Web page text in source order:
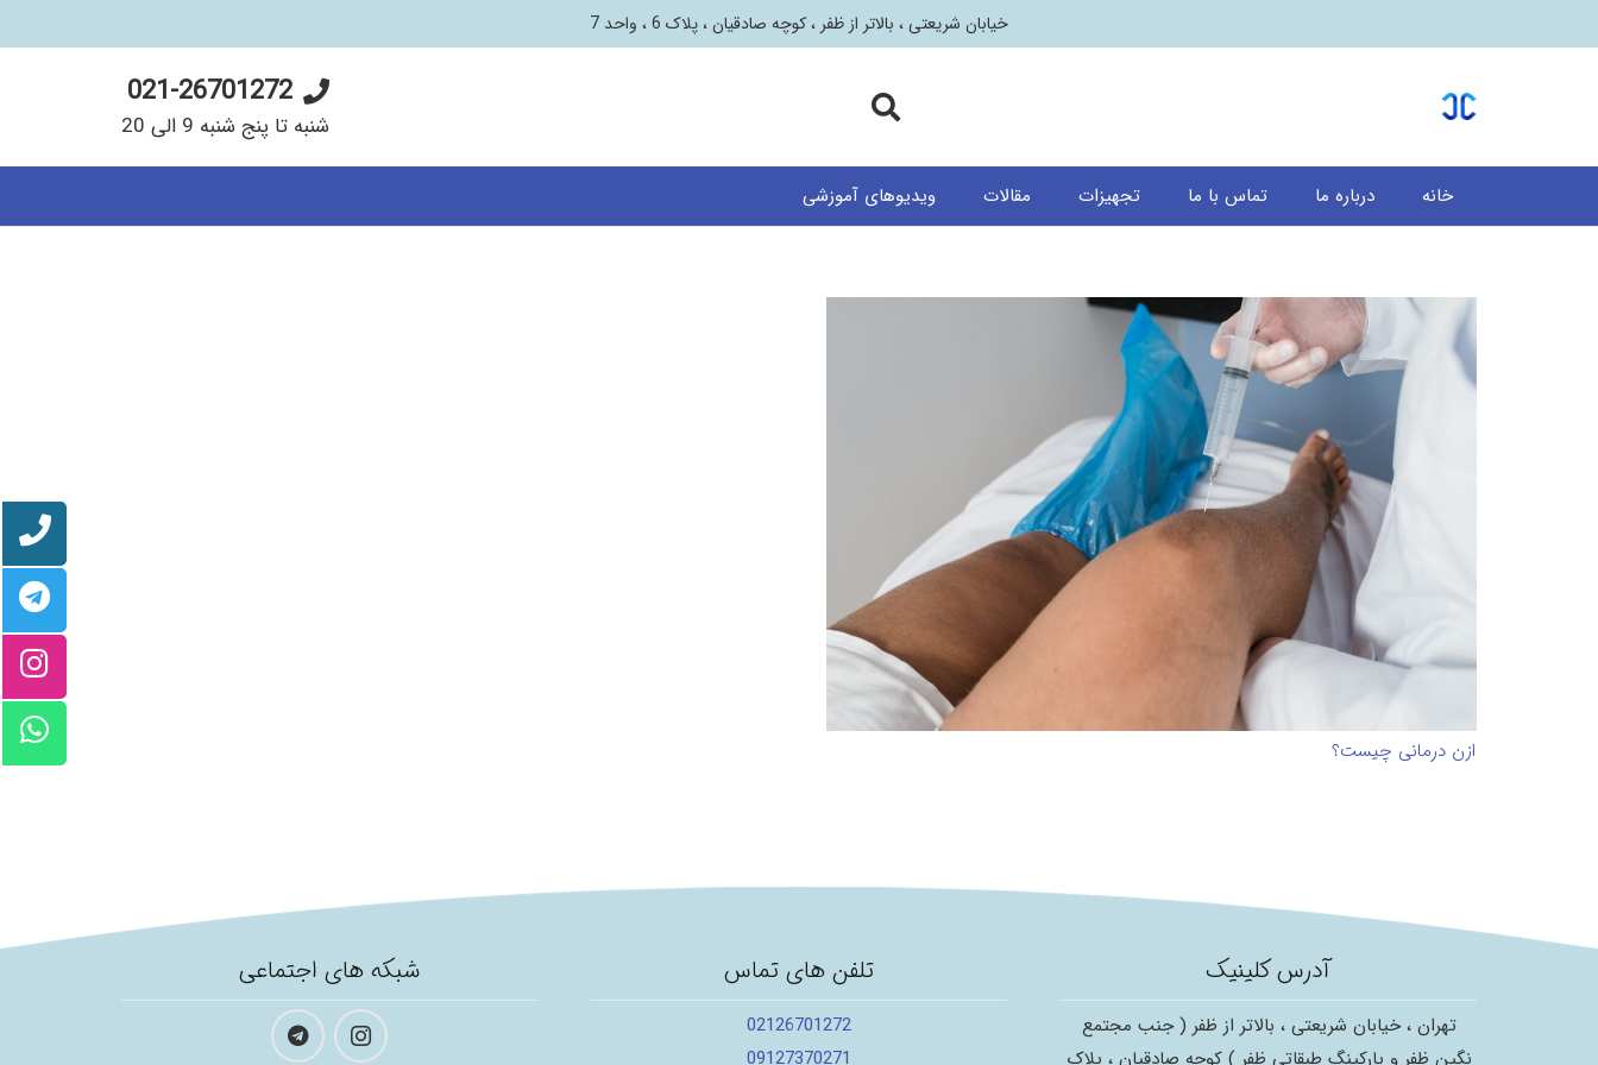
خیابان شریعتی ، بالاتر از ظفر ، کوچه صادقیان ، پلاک 6 ، واحد 7
021-26701272
شنبه تا پنج شنبه 9 الی 20
خانه درباره ما تماس با ما تجهیزات مقالات ویدیوهای آموزشی
ازن درمانی چیست؟
آدرس کلینیک
تهران ، خیابان شریعتی ، بالاتر از ظفر ( جنب مجتمع
نگین ظفر و پارکینگ طبقاتی ظفر ) کوچه صادقیان ، پلاک
تلفن های تماس
02126701272
09127370271
شبکه های اجتماعی